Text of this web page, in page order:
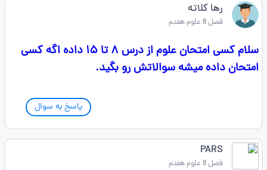
رها کلاته
فصل 8 علوم هفتم
سلام کسی امتحان علوم از درس ۸ تا ۱۵ داده اگه کسی
امتحان داده میشه سوالاتش رو بگید.
پاسخ به سوال
PARS
فصل 8 علوم هفتم